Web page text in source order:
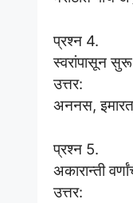
प्रश्न 4.
स्वरांपासून
उत्तर:
अननस,
प्रश्न 5.
अकारान्ती
उत्तर: